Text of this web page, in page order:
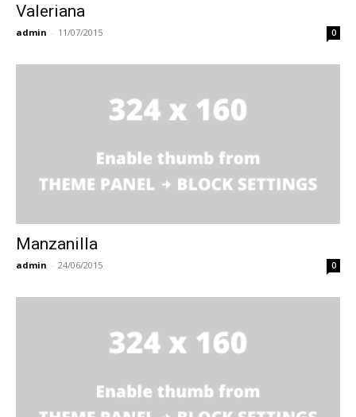
Valeriana
admin - 11/07/2015 0
Manzanilla
admin - 24/06/2015 0